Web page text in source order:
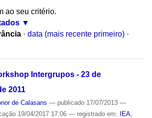
ao seu critério.
· data (mais recente primeiro) ·
Intergrupos - 23 de
2011
de Calasans — publicado17/07/2013 —
19/04/2017 17:06 — registrado em: IEA,